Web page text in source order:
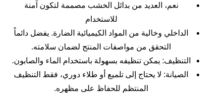
نعم، العديد من بدائل الخشب مصممة لتكون آمنة
للاستخدام
الداخلي وخالية من المواد الكيميائية الضارة. يفضل دائماً
التحقق من مواصفات المنتج لضمان سلامته.
التنظيف: يمكن تنظيفه بسهولة باستخدام الماء والصابون.
الصيانة: لا يحتاج إلى تلميع أو طلاء دوري، فقط التنظيف
المنتظم للحفاظ على مظهره.